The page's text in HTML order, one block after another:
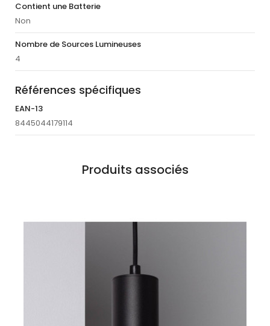
Contient une Batterie
Non
Nombre de Sources Lumineuses
4
Références spécifiques
EAN-13
8445044179114
Produits associés